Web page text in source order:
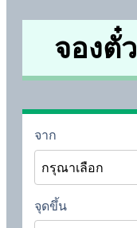
จองตั๋